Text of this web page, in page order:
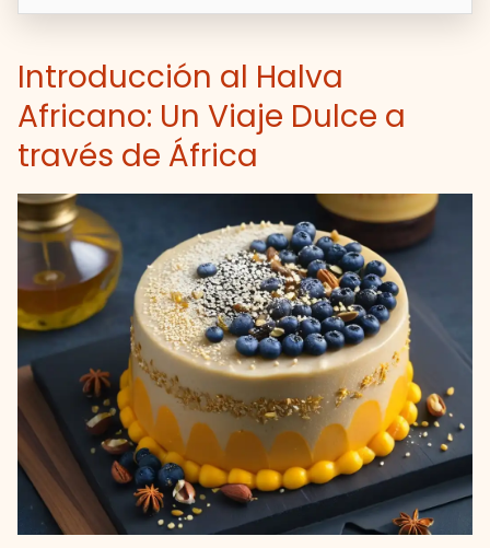
Introducción al Halva
Africano: Un Viaje Dulce a
través de África